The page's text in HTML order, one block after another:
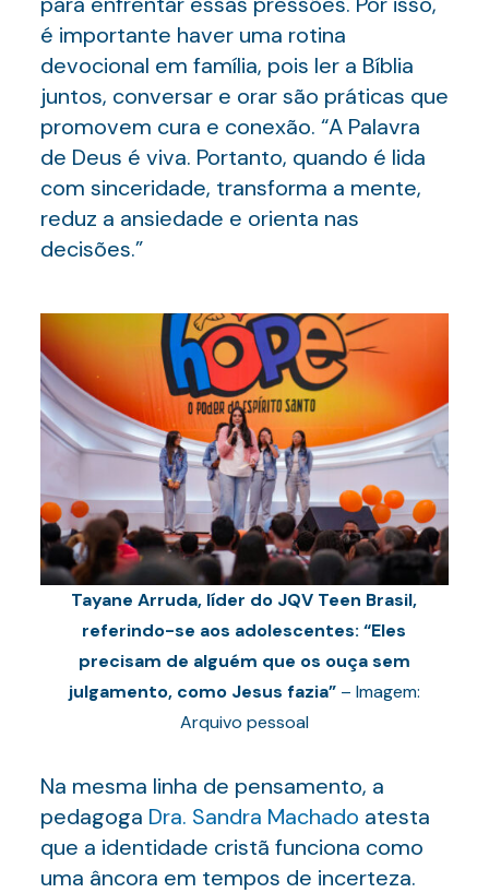
é importante haver uma rotina
devocional em família, pois ler a Bíblia
juntos, conversar e orar são práticas que
promovem cura e conexão. “A Palavra
de Deus é viva. Portanto, quando é lida
com sinceridade, transforma a mente,
reduz a ansiedade e orienta nas
decisões.”
Tayane Arruda, líder do JQV Teen Brasil,
referindo-se aos adolescentes: “Eles
precisam de alguém que os ouça sem
julgamento, como Jesus fazia”– Imagem:
Arquivo pessoal
Na mesma linha de pensamento, a
pedagoga Dra. Sandra Machado atesta
que a identidade cristã funciona como
uma âncora em tempos de incerteza.